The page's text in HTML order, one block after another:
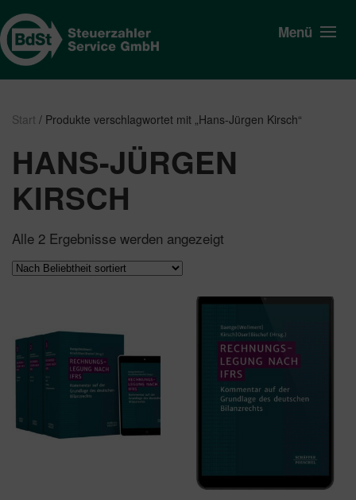
Menü
Start / Produkte verschlagwortet mit „Hans-Jürgen Kirsch“
HANS-JÜRGEN
KIRSCH
Alle 2 Ergebnisse werden angezeigt